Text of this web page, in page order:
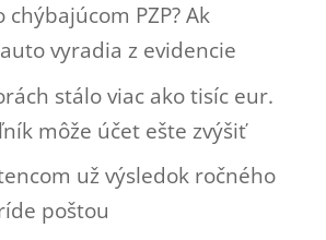
PZP? Ak
vyradia z evidencie
stálo viac ako tisíc eur.
môže účet ešte zvýšiť
už výsledok ročného
poštou